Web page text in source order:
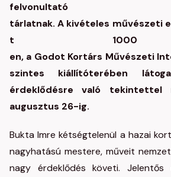
felvonultató
tárlatnak.A kivételes művészeti
t 1000
en, a Godot Kortárs Művészeti
szintes kiállítóterében
érdeklődésre való tekintettel
augusztus 26-ig.
Bukta Imre kétségtelenül a hazai
nagyhatású mestere, műveit
nagy érdeklődés követi. Jelentős